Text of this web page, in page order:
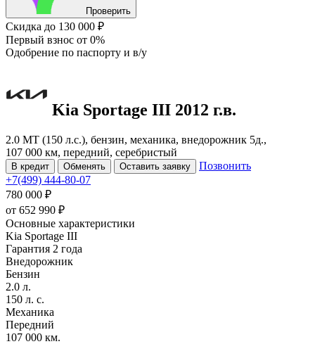
Проверить
Скидка до 130 000 ₽
Первый взнос от 0%
Одобрение по паспорту и в/у
Kia Sportage III 2012 г.в.
2.0 MT (150 л.с.), бензин, механика, внедорожник 5д.,
107 000 км, передний, серебристый
В кредит Обменять Оставить заявку
Позвонить
+7(499) 444-80-07
780 000 ₽
от 652 990 ₽
Основные характеристики
Kia Sportage III
Гарантия 2 года
Внедорожник
Бензин
2.0 л.
150 л. с.
Механика
Передний
107 000 км.